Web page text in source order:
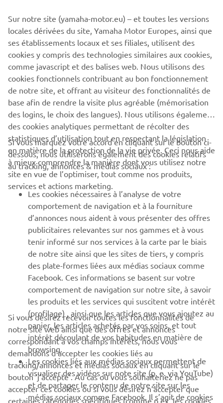
de l'environnement qui s'aligne sur sa vision d'un avenir
plus propre et durable sur l'eau.
EN SAVOIR PLUS
CORPORATE
BUSINESS
PLUS DE YAMAHA
SOUTIEN
BULLETIN
Soyez le premier à connaître les dernières offres, les événements
spéciaux, les nouveautés et bien plus encore
S'ABONNER
Lisez notre politique de confidentialité pour savoir comment
nous traitons vos données personnelles :Politique de
Confidentialité
Sur notre site (yamaha-motor.eu) – et toutes les versions
locales dérivées du site, Yamaha Motor Europes, ainsi que
ses établissements locaux et ses filiales, utilisent des
cookies y compris des technologies similaires aux cookies,
comme javascript et des balises web. Nous utilisons des
cookies fonctionnels contribuant au bon fonctionnement
de notre site, et offrant au visiteur des fonctionnalités de
base afin de rendre la visite plus agréable (mémorisation
des logins, le choix des langues). Nous utilisons également
des cookies analytiques permettant de récolter des
statistiques d’utilisation tout en respectant la législation
en matière de la protection de la vie privée. Ceci nous aide
à mieux comprendre la manière dont vous utilisez notre
site en vue de l’optimiser, tout comme nos produits,
services et actions marketing.
Si vous marquez votre accord en cliquant sur le bouton ci-
dessous, nous utiliserons également des cookies relatifs
au tracking, annonces & médias sociaux :
Les cookies nécessaires à l’analyse de votre
comportement de navigation et à la fourniture
d’annonces nous aident à vous présenter des offres
publicitaires relevantes sur nos gammes et à vous
tenir informé sur nos services à la carte par le biais
de notre site ainsi que les sites de tiers, y compris
des plate-formes liées aux médias sociaux comme
Facebook. Ces informations se basent sur votre
comportement de navigation sur notre site, à savoir
les produits et les services qui suscitent votre intérêt
(profilage) , ainsi que les articles que vous ajoutez au
panier, les articles achetés par vos soins, et tout
intérêt découlant de vos habitudes en matière de
browsing.
Les cookies liés aux médias sociaux permettent de
visualiser des vidéos sur note site (p. e. via YouTube)
et de partager le contenu de notre site sur les
médias sociaux comme Facebook. Il s’agit de cookies
Si vous désirez recevoir toutes les fonctionnalités de
notre site web ainsi que des offres et annonces
correspondant à vos champs intérêts, nous vous
demandons d’accepter les cookies liés au
tracking/annonces et médias sociaux en cliquant sur le
bouton ‘j’accepte’. Au cas où vous souhaiteriez ne pas
accepter ces cookies ou si vous désirez n’accepter que
certaines catégories spécifiques (comme p.ex. les cookies